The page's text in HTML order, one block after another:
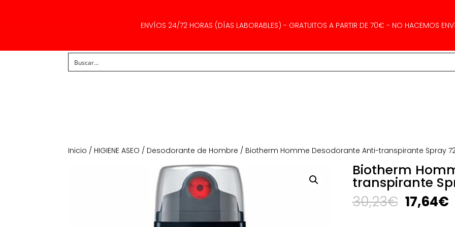
ENVÍOS 24/72 HORAS (DÍAS LABORABLES) - GRATUITOS A PARTIR DE 70€ - NO HACEMOS
Inicio / HIGIENE ASEO / Desodorante de Hombre / Biotherm Homme Desodorante Anti-transpirante Spray
Biotherm
transpirante
30,23€ El
precio
17,64€El